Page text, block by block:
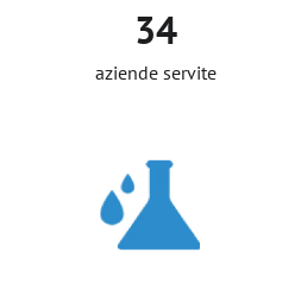
34
aziende servite